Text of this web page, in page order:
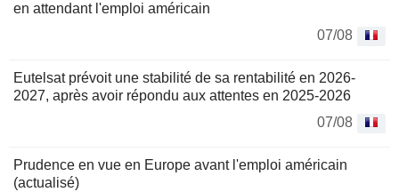
en attendant l'emploi américain
07/08
Eutelsat prévoit une stabilité de sa rentabilité en 2026-
2027, après avoir répondu aux attentes en 2025-2026
07/08
Prudence en vue en Europe avant l'emploi américain
(actualisé)